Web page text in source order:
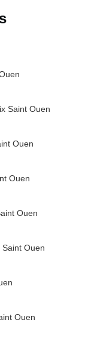
Saint Ouen
Ouen
Ouen
Ouen
Ouen
Ouen